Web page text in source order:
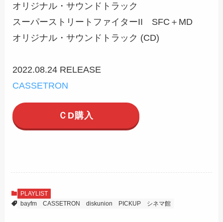
オリジナル・サウンドトラック
スーパーストリートファイターII SFC＋MD
オリジナル・サウンドトラック (CD)
2022.08.24 RELEASE
CASSETRON
ＣD購入
PLAYLIST
bayfm
CASSETRON diskunion PICKUP シネマ館